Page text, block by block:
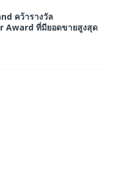
คว้ารางวัล
ที่มียอดขายสูงสุด